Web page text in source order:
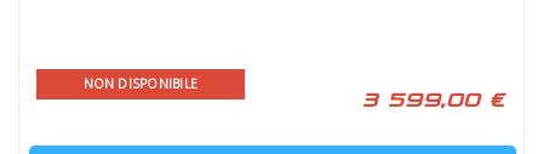
NON DISPONIBILE
3 599,00 €